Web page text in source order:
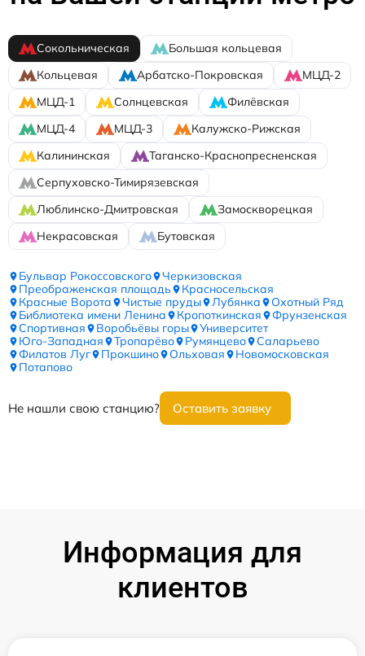
Сокольническая
Большая кольцевая
Кольцевая
Арбатско-Покровская
МЦД-2
МЦД-1
Солнцевская
Филёвская
МЦД-4
МЦД-3
Калужско-Рижская
Калининская
Таганско-Краснопресненская
Серпуховско-Тимирязевская
Люблинско-Дмитровская
Замоскворецкая
Некрасовская
Бутовская
Бульвар Рокоссовского
Черкизовская
Преображенская площадь
Красносельская
Красные Ворота
Чистые пруды Лубянка
Охотный Ряд
Библиотека имени Ленина
Кропоткинская
Фрунзенская
Спортивная
Воробьёвы горы
Университет
Юго-Западная
Тропарёво Румянцево
Саларьево
Филатов Луг
Прокшино Ольховая
Новомосковская
Потапово
Не нашли свою станцию? Оставить заявку
Информация для
клиентов